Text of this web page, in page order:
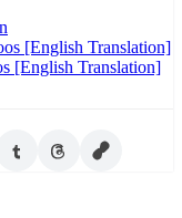
[English Translation]
[English Translation]